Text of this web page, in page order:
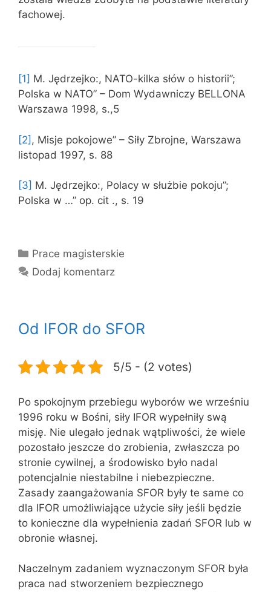
fachowej.
[1] M. Jędrzejko:, NATO-kilka słów o historii”;
Polska w NATO” – Dom Wydawniczy BELLONA
Warszawa 1998, s.,5
[2] , Misje pokojowe” – Siły Zbrojne, Warszawa
listopad 1997, s. 88
[3] M. Jędrzejko:, Polacy w służbie pokoju”;
Polska w …” op. cit ., s. 19
Kategorie
Prace magisterskie
Dodaj komentarz
Od IFOR do SFOR
5/5 - (2 votes)
Po spokojnym przebiegu wyborów we wrześniu
1996 roku w Bośni, siły IFOR wypełniły swą
misję. Nie ulegało jednak wątpliwości, że wiele
pozostało jeszcze do zrobienia, zwłaszcza po
stronie cywilnej, a środowisko było nadal
potencjalnie niestabilne i niebezpieczne.
Zasady zaangażowania SFOR były te same co
dla IFOR umożliwiające użycie siły jeśli będzie
to konieczne dla wypełnienia zadań SFOR lub w
obronie własnej.
Naczelnym zadaniem wyznaczonym SFOR była
praca nad stworzeniem bezpiecznego